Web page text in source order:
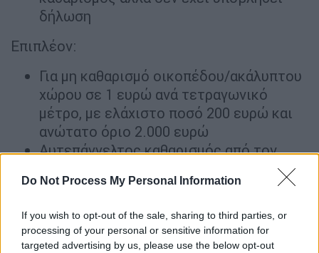
Do Not Process My Personal Information
If you wish to opt-out of the sale, sharing to third parties, or
processing of your personal or sensitive information for
targeted advertising by us, please use the below opt-out
δήλωση
Επιπλέον:
Για μη καθαρισμό οικοπέδου/ακάλυπτου
χώρου σε 1 ευρώ ανά τετραγωνικό
μέτρο, με ελάχιστο ποσό 200 ευρώ και
ανώτατο όριο 2.000 ευρώ
Αυτεπάγγελτος καθαρισμός από τον
Ποινικές κυρώσεις σε περίπτωση
τουλάχιστον 6 μηνών και χρηματική
ποινή 5.000 ευρώ)